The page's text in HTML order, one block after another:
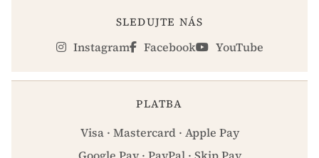
SLEDUJTE NÁS
Instagram Facebook YouTube
PLATBA
Visa · Mastercard · Apple Pay